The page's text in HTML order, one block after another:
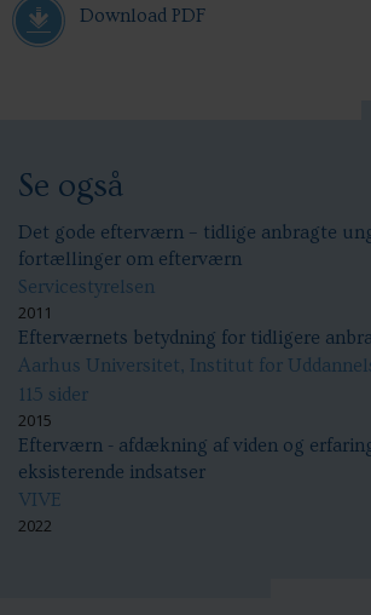
Download PDF
Se også
Det gode efterværn – tidlige anbragte
fortællinger om efterværn
Servicestyrelsen
2011
Efterværnets betydning for tidligere
Aarhus Universitet, Institut for
115 sider
2015
Efterværn - afdækning af viden og
eksisterende indsatser
VIVE
2022